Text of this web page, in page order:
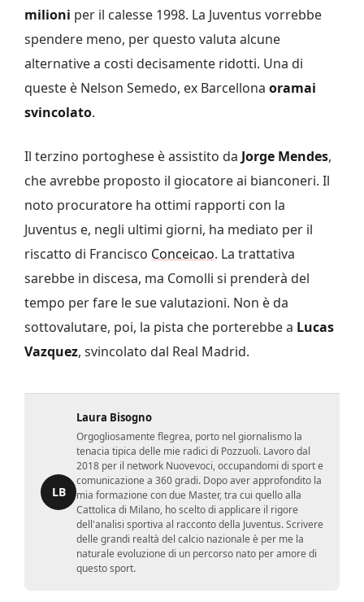
milioni per il calesse 1998. La Juventus vorrebbe
spendere meno, per questo valuta alcune
alternative a costi decisamente ridotti. Una di
queste è Nelson Semedo, ex Barcellona oramai
svincolato.
Il terzino portoghese è assistito da Jorge Mendes,
che avrebbe proposto il giocatore ai bianconeri. Il
noto procuratore ha ottimi rapporti con la
Juventus e, negli ultimi giorni, ha mediato per il
riscatto di Francisco Conceicao. La trattativa
sarebbe in discesa, ma Comolli si prenderà del
tempo per fare le sue valutazioni. Non è da
sottovalutare, poi, la pista che porterebbe a Lucas
Vazquez, svincolato dal Real Madrid.
LB
Laura Bisogno
Orgogliosamente flegrea, porto nel giornalismo la
tenacia tipica delle mie radici di Pozzuoli. Lavoro dal
2018 per il network Nuovevoci, occupandomi di sport e
comunicazione a 360 gradi. Dopo aver approfondito la
mia formazione con due Master, tra cui quello alla
Cattolica di Milano, ho scelto di applicare il rigore
dell'analisi sportiva al racconto della Juventus. Scrivere
delle grandi realtà del calcio nazionale è per me la
naturale evoluzione di un percorso nato per amore di
questo sport.